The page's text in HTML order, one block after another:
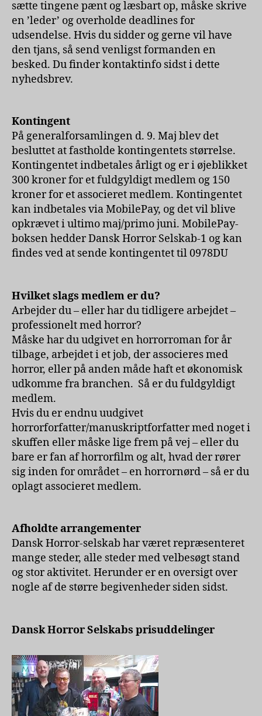
sætte tingene pænt og læsbart op, måske skrive
en ’leder’ og overholde deadlines for
udsendelse. Hvis du sidder og gerne vil have
den tjans, så send venligst formanden en
besked. Du finder kontaktinfo sidst i dette
nyhedsbrev.
Kontingent
På generalforsamlingen d. 9. Maj blev det
besluttet at fastholde kontingentets størrelse.
Kontingentet indbetales årligt og er i øjeblikket
300 kroner for et fuldgyldigt medlem og 150
kroner for et associeret medlem. Kontingentet
kan indbetales via MobilePay, og det vil blive
opkrævet i ultimo maj/primo juni. MobilePay-
boksen hedder Dansk Horror Selskab-1 og kan
findes ved at sende kontingentet til 0978DU
Hvilket slags medlem er du?
Arbejder du – eller har du tidligere arbejdet –
professionelt med horror?
Måske har du udgivet en horrorroman for år
tilbage, arbejdet i et job, der associeres med
horror, eller på anden måde haft et økonomisk
udkomme fra branchen. Så er du fuldgyldigt
medlem.
Hvis du er endnu uudgivet
horrorforfatter/manuskriptforfatter med noget i
skuffen eller måske lige frem på vej – eller du
bare er fan af horrorfilm og alt, hvad der rører
sig inden for området – en horrornørd – så er du
oplagt associeret medlem.
Afholdte arrangementer
Dansk Horror-selskab har været repræsenteret
mange steder, alle steder med velbesøgt stand
og stor aktivitet. Herunder er en oversigt over
nogle af de større begivenheder siden sidst.
Dansk Horror Selskabs prisuddelinger